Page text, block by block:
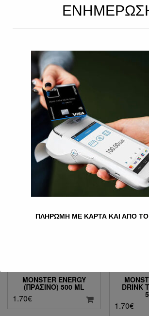
HELL STRONG APPLE
250 ML
1.70
MONSTER ENERGY
(ΠΡΆΣΙΝΟ) 500 ML
1.70€
DRINK
1.70€
ΠΛΗΡΩΜΗ ΜΕ ΚΑΡΤΑ ΚΑΙ ΑΠΟ ΤΟ